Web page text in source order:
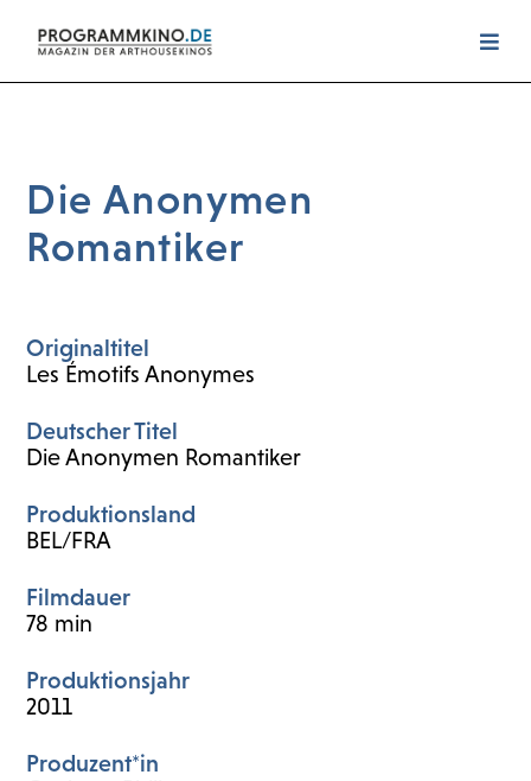
Die Anonymen
Romantiker
Originaltitel
Les Émotifs Anonymes
Deutscher Titel
Die Anonymen Romantiker
Produktionsland
BEL/FRA
Filmdauer
78 min
Produktionsjahr
2011
Produzent*in